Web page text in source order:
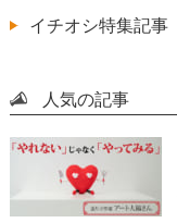
イチオシ特集記事
人気の記事